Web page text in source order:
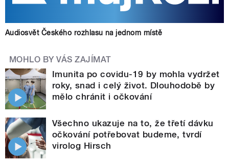
Audiosvět Českého rozhlasu na jednom místě
MOHLO BY VÁS ZAJÍMAT
Imunita po covidu-19 by mohla vydržet
roky, snad i celý život. Dlouhodobě by
mělo chránit i očkování
Všechno ukazuje na to, že třetí dávku
očkování potřebovat budeme, tvrdí
virolog Hirsch